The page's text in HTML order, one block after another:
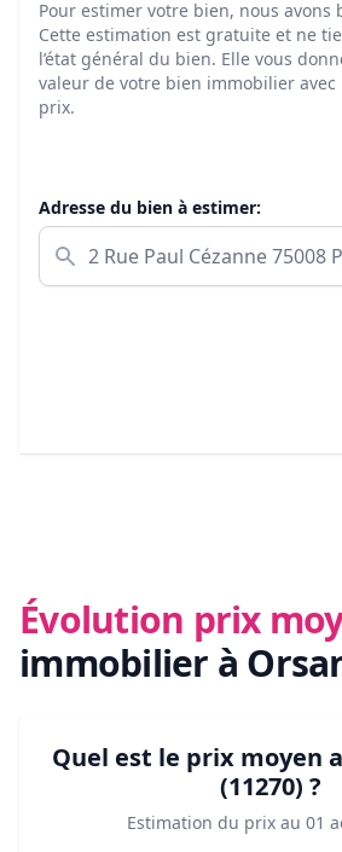
Pour estimer votre bien, nous avons
Cette estimation est gratuite et ne
l’état général du bien. Elle vous
valeur de votre bien immobilier
prix.
Adresse du bien à estimer:
Évolution prix
immobilier à
Quel est le prix moyen
(11270) ?
Estimation du prix au 01